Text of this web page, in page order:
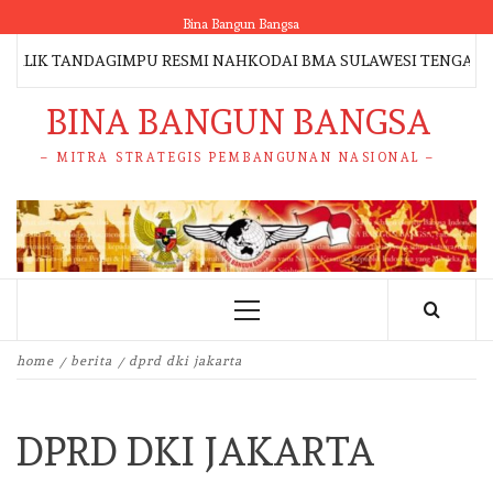
to
content
Bina Bangun Bangsa
TANDAGIMPU RESMI NAHKODAI BMA SULAWESI TENGAH
BINA BANGUN BANGSA
– MITRA STRATEGIS PEMBANGUNAN NASIONAL –
Primary
home berita dprd dki jakarta
DPRD DKI JAKARTA